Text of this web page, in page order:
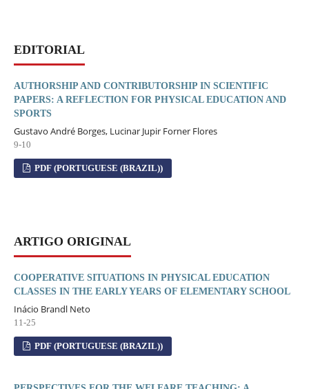
EDITORIAL
AUTHORSHIP AND CONTRIBUTORSHIP IN SCIENTIFIC
PAPERS: A REFLECTION FOR PHYSICAL EDUCATION AND
SPORTS
Gustavo André Borges, Lucinar Jupir Forner Flores
9-10
PDF (PORTUGUESE (BRAZIL))
ARTIGO ORIGINAL
COOPERATIVE SITUATIONS IN PHYSICAL EDUCATION
CLASSES IN THE EARLY YEARS OF ELEMENTARY SCHOOL
Inácio Brandl Neto
11-25
PDF (PORTUGUESE (BRAZIL))